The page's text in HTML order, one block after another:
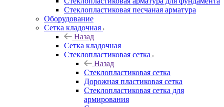
Стеклопластиковая песчаная арматура
Оборудование
Сетка кладочная
Назад
Сетка кладочная
Стеклопластиковая сетка
Назад
Стеклопластиковая сетка
Дорожная пластиковая сетка
Стеклопластиковая сетка для
армирования